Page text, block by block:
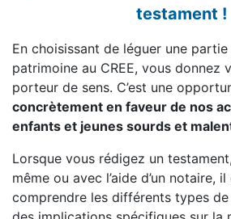
testament !
En choisissant de léguer une
patrimoine au CREE, vous donnez
porteur de sens. C’est une
concrètement en faveur de nos
enfants et jeunes sourds et
Lorsque vous rédigez un
même ou avec l’aide d’un notaire,
comprendre les différents types